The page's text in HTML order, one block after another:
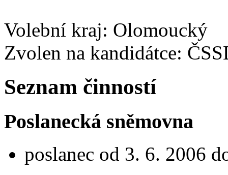
Volební kraj: Olomoucký
Zvolen na kandidátce:
Seznam činností
Poslanecká sněmovna
poslanec od 3. 6. 2006